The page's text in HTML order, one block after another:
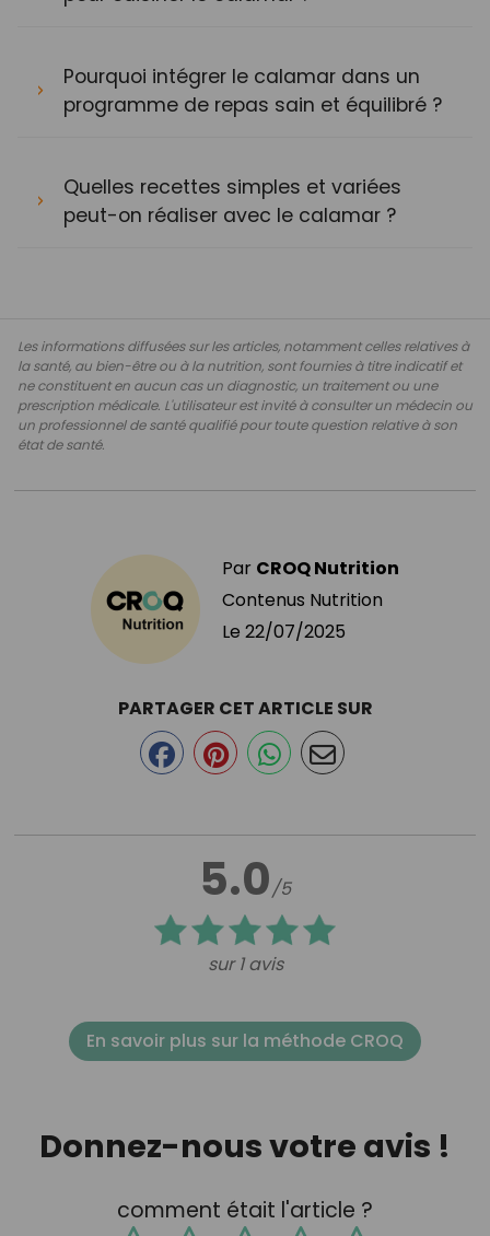
Pourquoi intégrer le calamar dans un
programme de repas sain et équilibré ?
Quelles recettes simples et variées
peut-on réaliser avec le calamar ?
Les informations diffusées sur les articles, notamment celles relatives à
la santé, au bien-être ou à la nutrition, sont fournies à titre indicatif et
ne constituent en aucun cas un diagnostic, un traitement ou une
prescription médicale. L'utilisateur est invité à consulter un médecin ou
un professionnel de santé qualifié pour toute question relative à son
état de santé.
Par CROQ Nutrition
Contenus Nutrition
Le 22/07/2025
5.0/5
sur 1 avis
PARTAGER CET ARTICLE SUR
En savoir plus sur la méthode CROQ
Donnez-nous votre avis !
comment était l'article ?